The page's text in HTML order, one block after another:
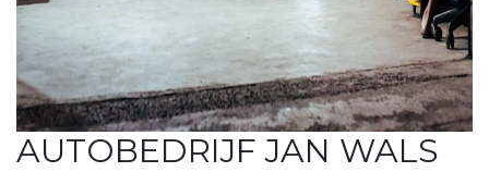
AUTOBEDRIJF JAN WALS